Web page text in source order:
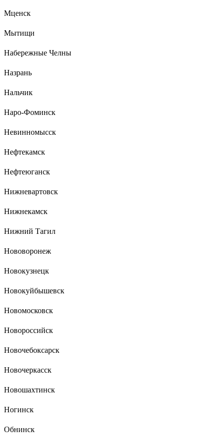
Мценск
Мытищи
Набережные Челны
Назрань
Нальчик
Наро-Фоминск
Невинномысск
Нефтекамск
Нефтеюганск
Нижневартовск
Нижнекамск
Нижний Тагил
Нововоронеж
Новокузнецк
Новокуйбышевск
Новомосковск
Новороссийск
Новочебоксарск
Новочеркасск
Новошахтинск
Ногинск
Обнинск